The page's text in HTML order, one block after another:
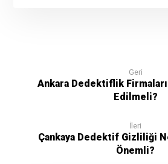
Geri
Ankara Dedektiflik
Edilmeli?
İleri
Çankaya Dedektif Gizliliği
Önemli?